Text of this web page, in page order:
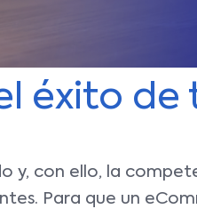
éxito
y, con ello, la
Para que un